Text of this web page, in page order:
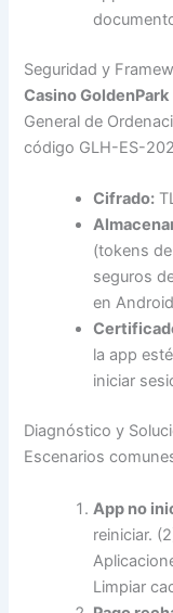
Seguridad y
Casino GoldenPark
General de
código GLH-ES-
Cifrado:
(tokens
seguros
en
la app
iniciar
Diagnóstico y
Escenarios
App no
reiniciar.
Limpiar